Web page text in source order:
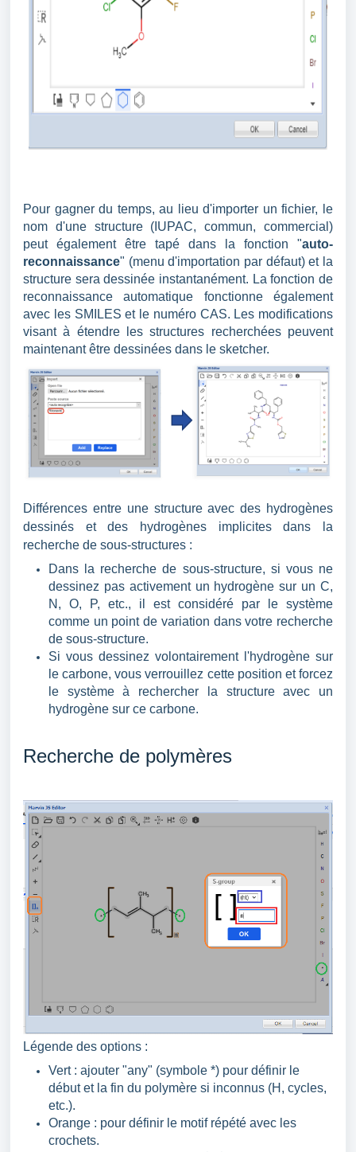
Pour gagner du temps, au lieu d'importer un fichier, le
nom d'une structure (IUPAC, commun, commercial)
peut également être tapé dans la fonction "auto-
reconnaissance" (menu d'importation par défaut) et la
structure sera dessinée instantanément. La fonction de
reconnaissance automatique fonctionne également
avec les SMILES et le numéro CAS. Les modifications
visant à étendre les structures recherchées peuvent
maintenant être dessinées dans le sketcher.
Différences entre une structure avec des hydrogènes
dessinés et des hydrogènes implicites dans la
recherche de sous-structures :
Dans la recherche de sous-structure, si vous ne
dessinez pas activement un hydrogène sur un C,
N, O, P, etc., il est considéré par le système
comme un point de variation dans votre recherche
de sous-structure.
Si vous dessinez volontairement l'hydrogène sur
le carbone, vous verrouillez cette position et forcez
le système à rechercher la structure avec un
hydrogène sur ce carbone.
Recherche de polymères
Légende des options :
Vert : ajouter "any" (symbole *) pour définir le
début et la fin du polymère si inconnus (H, cycles,
etc.).
Orange : pour définir le motif répété avec les
crochets.